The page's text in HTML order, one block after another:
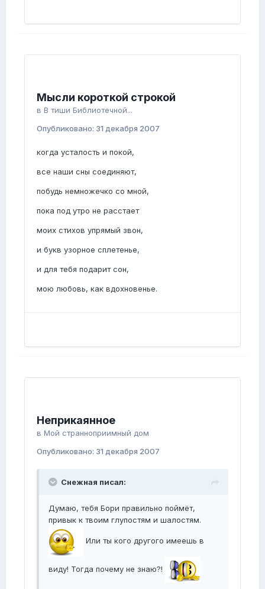
Мысли короткой строкой
в В тиши Библиотечной...
Опубликовано: 31 декабря 2007
когда усталость и покой,
все наши сны соединяют,
побудь немножечко со мной,
пока под утро не расстает
моих стихов упрямый звон,
и букв узорное сплетенье,
и для тебя подарит сон,
мою любовь, как вдохновенье.
Неприкаянное
в Мой странноприимный дом
Опубликовано: 31 декабря 2007
Снежная писал:
Думаю, тебя Бори правильно поймёт,
привык к твоим глупостям и шалостям.
Или ты кого другого имеешь в
виду! Тогда почему не знаю?!